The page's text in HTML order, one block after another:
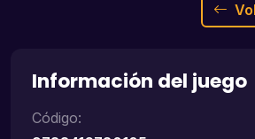
Información del juego
Código: